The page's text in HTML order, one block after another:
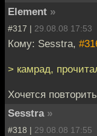
Element »
#317 | 29.08.08 17:53
Кому: Sesstra,
> камрад,
Хочется
Sesstra »
#318 | 29.08.08 17:55